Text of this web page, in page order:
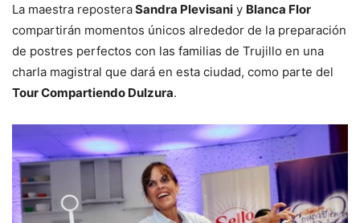
La maestra reposteraSandra Plevisani y Blanca Flor
compartirán momentos únicos alrededor de la preparación
de postres perfectos con las familias de Trujillo en una
charla magistral que dará en esta ciudad, como parte del
Tour Compartiendo Dulzura.